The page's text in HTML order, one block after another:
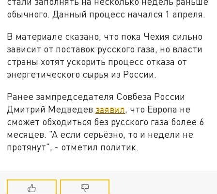
обычного. Данный процесс начался 1 апреля.
В материале сказано, что пока Чехия сильно
зависит от поставок русского газа, но власти
страны хотят ускорить процесс отказа от
энергетического сырья из России.
Ранее зампредседателя Совбеза России
Дмитрий Медведевзаявил, что Европа не
сможет обходиться без русского газа более 6
месяцев. "А если серьёзно, то и недели не
протянут", - отметил политик.